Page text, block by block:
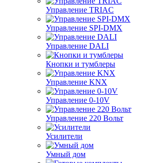
Управление TRIAC
Управление SPI-DMX
Управление DALI
Кнопки и тумблеры
Управление KNX
Управление 0-10V
Управление 220 Вольт
Усилители
Умный дом